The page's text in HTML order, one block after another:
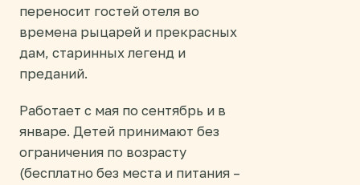
переносит гостей отеля во
времена рыцарей и прекрасных
дам, старинных легенд и
преданий.
Работает с мая по сентябрь и в
январе. Детей принимают без
ограничения по возрасту
(бесплатно без места и питания –